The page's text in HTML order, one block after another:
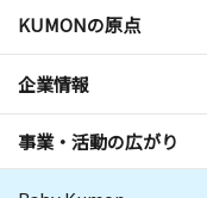
KUMONの原点
企業情報
事業・活動の広がり